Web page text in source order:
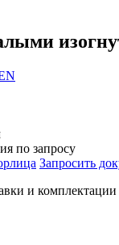
по запросу
Запросить
и